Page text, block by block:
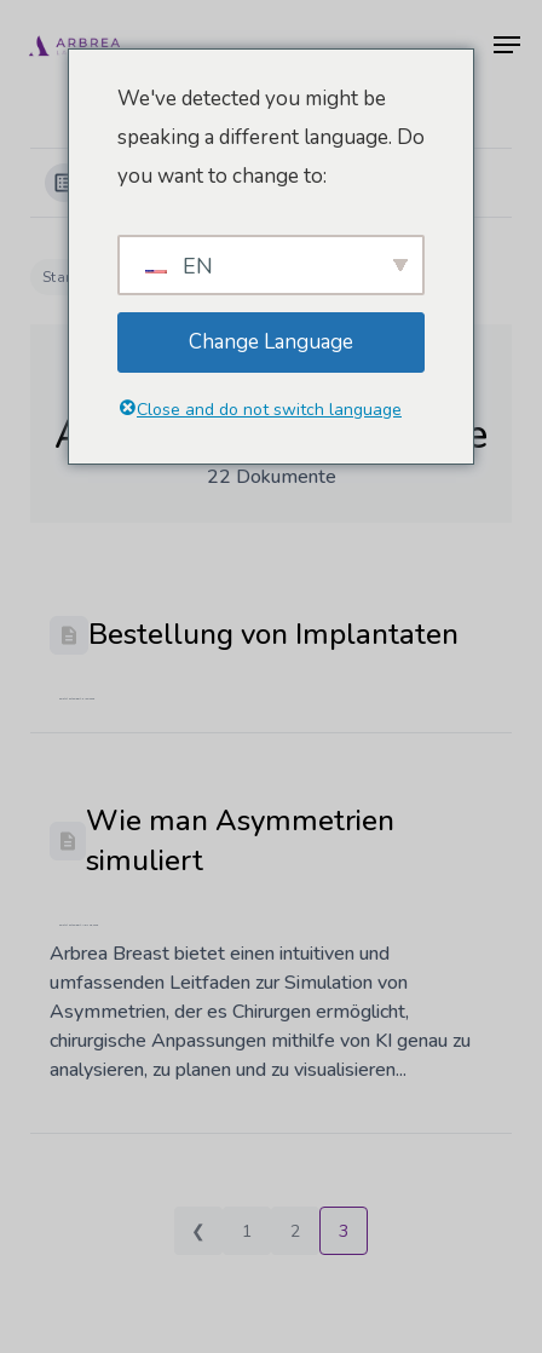
Hauptinhalt
Kategorien anzeigen
Startseite Dokumente Arbrea-Brust-Akademie
Arbrea-Brust-Akademie
22 Dokumente
Bestellung von Implantaten
Zuletzt aktualisiert: 3. Juni 2026
Wie man Asymmetrien
simuliert
Zuletzt aktualisiert: März 28, 2025
Arbrea Breast bietet einen intuitiven und
umfassenden Leitfaden zur Simulation von
Asymmetrien, der es Chirurgen ermöglicht,
chirurgische Anpassungen mithilfe von KI genau zu
analysieren, zu planen und zu visualisieren...
❮ 1 2 3
We've detected you might be
speaking a different language. Do
you want to change to:
EN
Change Language
Close and do not switch language